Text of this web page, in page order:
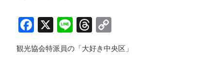
F
a
c
X Li
n
e
T
h
re
o
p
観光協会特派員の「大好き中央区」